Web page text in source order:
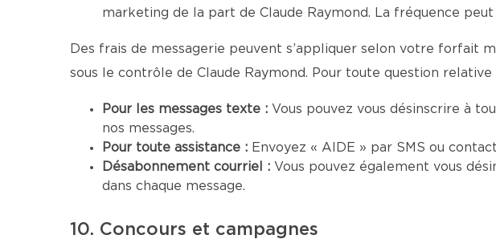
marketing de la part de Claude Raymond. La fréquence peut
Des frais de messagerie peuvent s’appliquer selon votre forfait
sous le contrôle de Claude Raymond. Pour toute question
Pour les messages texte : Vous pouvez vous désinscrire à
nos messages.
Pour toute assistance : Envoyez « AIDE » par SMS ou
Désabonnement courriel : Vous pouvez également vous
dans chaque message.
10. Concours et campagnes